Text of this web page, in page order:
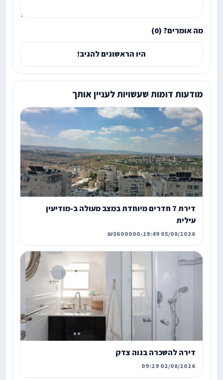
מה אומרים? (0)
היו הראשונים להגיב!
מודעות דומות שעשויות לעניין אותך
דירת 7 חדרים מיוחדת במצב מעולה ב-מודיעין
עילית
05/08/2026 19:49
•
₪3600000
דירה להשכרה בנוה צדק
02/08/2026 09:29